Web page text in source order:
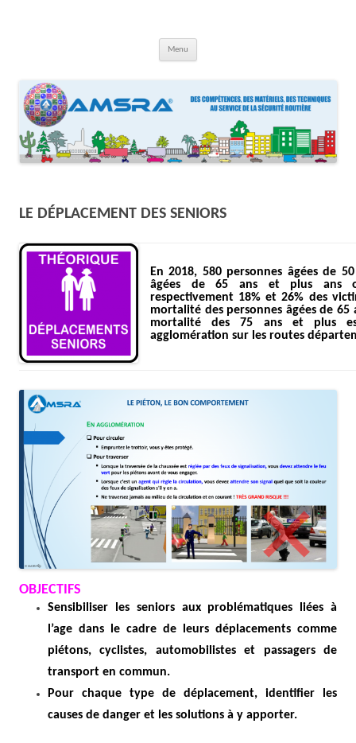
Menu
LE DÉPLACEMENT DES SENIORS
En 2018, 580 personnes âgées de
âgées de 65 ans et plus ans
respectivement 18% et 26% des
mortalité des personnes âgées de 65
mortalité des 75 ans et plus
agglomération sur les routes
OBJECTIFS
Sensibiliser les seniors aux problématiques liées à
l’age dans le cadre de leurs déplacements comme
piétons, cyclistes, automobilistes et passagers de
transport en commun.
Pour chaque type de déplacement, identifier les
causes de danger et les solutions à y apporter.